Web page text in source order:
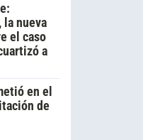
la nueva
el caso
a
en el
de